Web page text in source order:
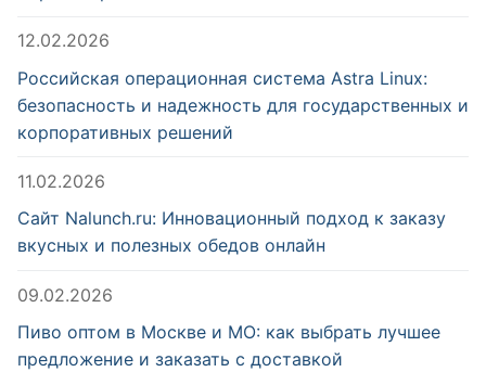
12.02.2026
Российская операционная система Astra Linux:
безопасность и надежность для государственных и
корпоративных решений
11.02.2026
Сайт Nalunch.ru: Инновационный подход к заказу
вкусных и полезных обедов онлайн
09.02.2026
Пиво оптом в Москве и МО: как выбрать лучшее
предложение и заказать с доставкой